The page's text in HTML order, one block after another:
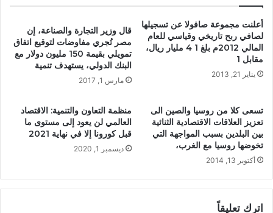
أعلنت مجموعة صافولا عن تسجيلها
لصافي ربح تاريخي وقياسي للعام
المالي 2012م بلغ 1 4 مليار ريال،
مقابل 1
يناير 21, 2013
قال وزير التجارة والصناعة، إن
مصر تُجري مفاوضات لتوقيع اتفاق
تمويلي بقيمة 150 مليون دولار مع
البنك الدولي، يستهدف تنمية
مارس 1, 2017
تسعى كلا من روسيا والصين الى
تعزيز العلاقات الاقتصادية الثنائية
بين البلدين بسبب المواجهة التي
تخوضها روسيا مع الغرب،
أكتوبر 13, 2014
منظمة التعاون والتنمية: الاقتصاد
العالمي لن يعود إلى مستوى ما
قبل كورونا إلا في نهاية 2021
ديسمبر 1, 2020
اترك تعليقاً